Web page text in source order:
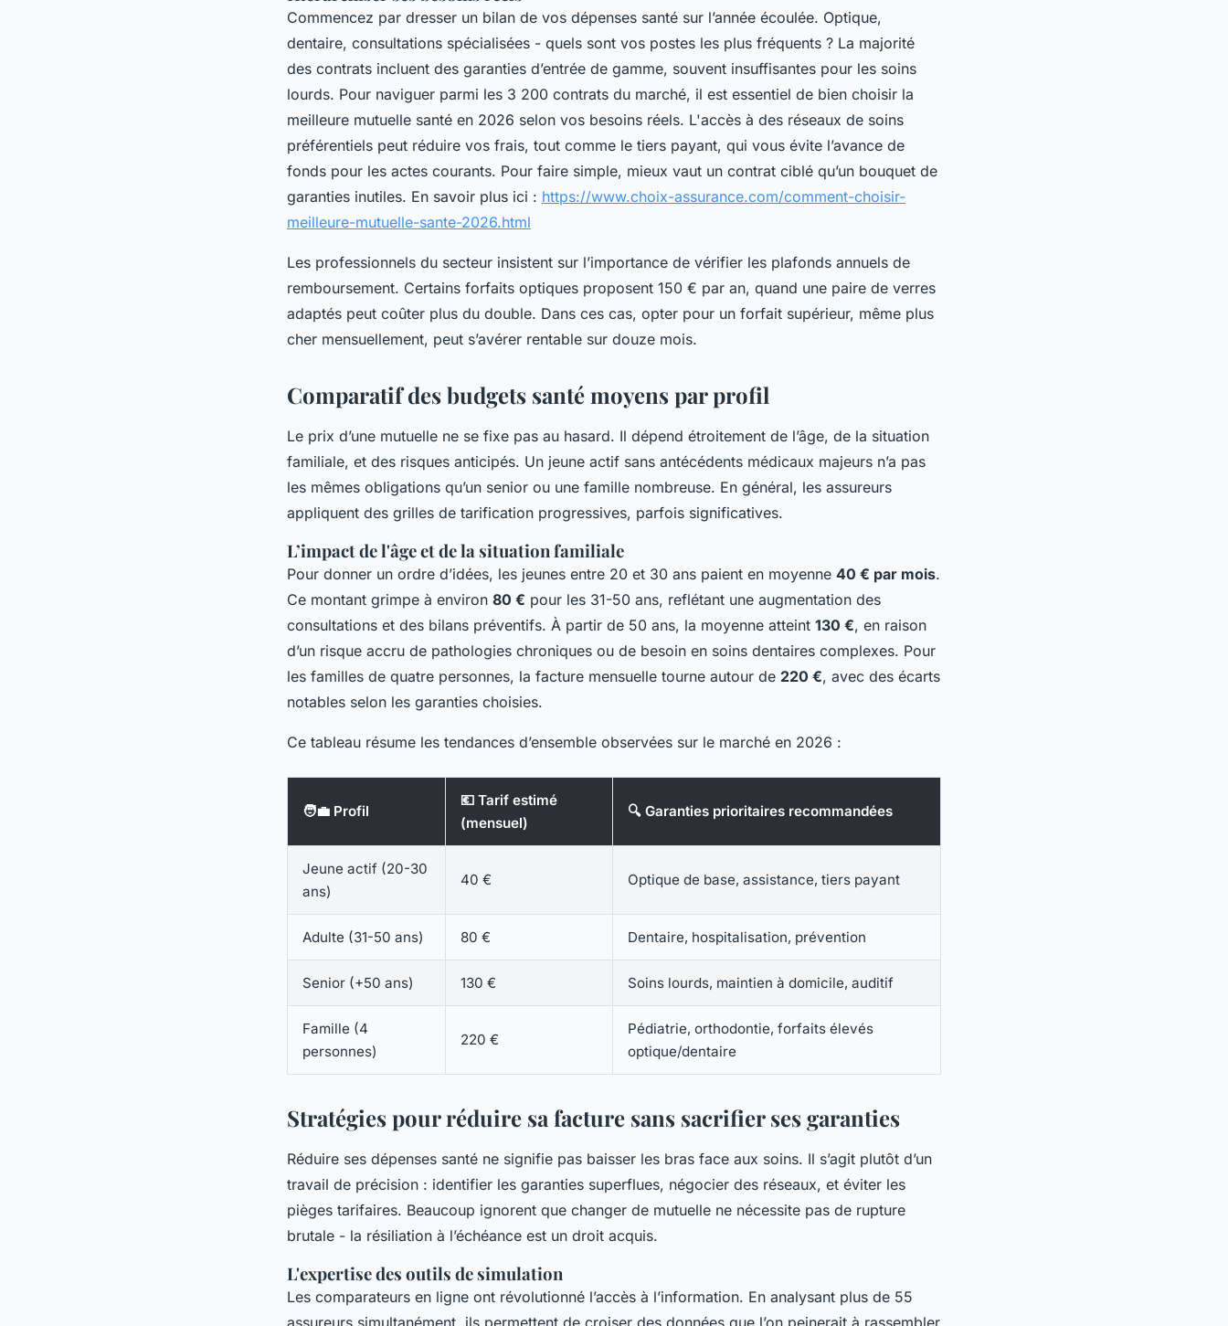
Commencez par dresser un bilan de vos dépenses santé sur l’année écoulée. Optique,
dentaire, consultations spécialisées - quels sont vos postes les plus fréquents ? La majorité
des contrats incluent des garanties d’entrée de gamme, souvent insuffisantes pour les soins
lourds. Pour naviguer parmi les 3 200 contrats du marché, il est essentiel de bien choisir la
meilleure mutuelle santé en 2026 selon vos besoins réels. L'accès à des réseaux de soins
préférentiels peut réduire vos frais, tout comme le tiers payant, qui vous évite l’avance de
fonds pour les actes courants. Pour faire simple, mieux vaut un contrat ciblé qu’un bouquet de
garanties inutiles. En savoir plus ici : https://www.choix-assurance.com/comment-choisir-
meilleure-mutuelle-sante-2026.html
Les professionnels du secteur insistent sur l’importance de vérifier les plafonds annuels de
remboursement. Certains forfaits optiques proposent 150 € par an, quand une paire de verres
adaptés peut coûter plus du double. Dans ces cas, opter pour un forfait supérieur, même plus
cher mensuellement, peut s’avérer rentable sur douze mois.
Comparatif des budgets santé moyens par profil
Le prix d’une mutuelle ne se fixe pas au hasard. Il dépend étroitement de l’âge, de la situation
familiale, et des risques anticipés. Un jeune actif sans antécédents médicaux majeurs n’a pas
les mêmes obligations qu’un senior ou une famille nombreuse. En général, les assureurs
appliquent des grilles de tarification progressives, parfois significatives.
L’impact de l'âge et de la situation familiale
Pour donner un ordre d’idées, les jeunes entre 20 et 30 ans paient en moyenne 40 € par mois.
Ce montant grimpe à environ 80 € pour les 31-50 ans, reflétant une augmentation des
consultations et des bilans préventifs. À partir de 50 ans, la moyenne atteint 130 €, en raison
d’un risque accru de pathologies chroniques ou de besoin en soins dentaires complexes. Pour
les familles de quatre personnes, la facture mensuelle tourne autour de 220 €, avec des écarts
notables selon les garanties choisies.
Ce tableau résume les tendances d’ensemble observées sur le marché en 2026 :
🧑‍💼 Profil
💶 Tarif estimé
(mensuel)
🔍 Garanties prioritaires recommandées
Jeune actif (20-30
ans)
40 € Optique de base, assistance, tiers payant
Adulte (31-50 ans) 80 € Dentaire, hospitalisation, prévention
Senior (+50 ans) 130 € Soins lourds, maintien à domicile, auditif
Famille (4
personnes)
220 €
Pédiatrie, orthodontie, forfaits élevés
optique/dentaire
Stratégies pour réduire sa facture sans sacrifier ses garanties
Réduire ses dépenses santé ne signifie pas baisser les bras face aux soins. Il s’agit plutôt d’un
travail de précision : identifier les garanties superflues, négocier des réseaux, et éviter les
pièges tarifaires. Beaucoup ignorent que changer de mutuelle ne nécessite pas de rupture
brutale - la résiliation à l’échéance est un droit acquis.
L'expertise des outils de simulation
Les comparateurs en ligne ont révolutionné l’accès à l’information. En analysant plus de 55